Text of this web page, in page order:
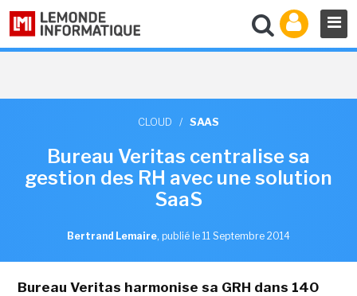
CLOUD / SAAS
Bureau Veritas centralise sa
gestion des RH avec une solution
SaaS
Bertrand Lemaire, publié le 11 Septembre 2014
Bureau Veritas harmonise sa GRH dans 140